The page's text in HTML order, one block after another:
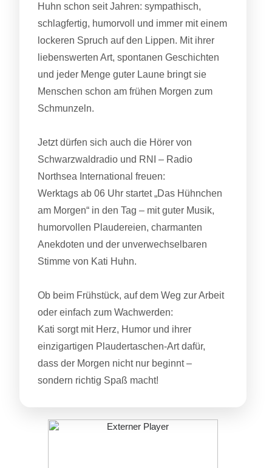
Huhn schon seit Jahren: sympathisch,
schlagfertig, humorvoll und immer mit einem
lockeren Spruch auf den Lippen. Mit ihrer
liebenswerten Art, spontanen Geschichten
und jeder Menge guter Laune bringt sie
Menschen schon am frühen Morgen zum
Schmunzeln.
Jetzt dürfen sich auch die Hörer von
Schwarzwaldradio und RNI – Radio
Northsea International freuen:
Werktags ab 06 Uhr startet „Das Hühnchen
am Morgen“ in den Tag – mit guter Musik,
humorvollen Plaudereien, charmanten
Anekdoten und der unverwechselbaren
Stimme von Kati Huhn.
Ob beim Frühstück, auf dem Weg zur Arbeit
oder einfach zum Wachwerden:
Kati sorgt mit Herz, Humor und ihrer
einzigartigen Plaudertaschen-Art dafür,
dass der Morgen nicht nur beginnt –
sondern richtig Spaß macht!